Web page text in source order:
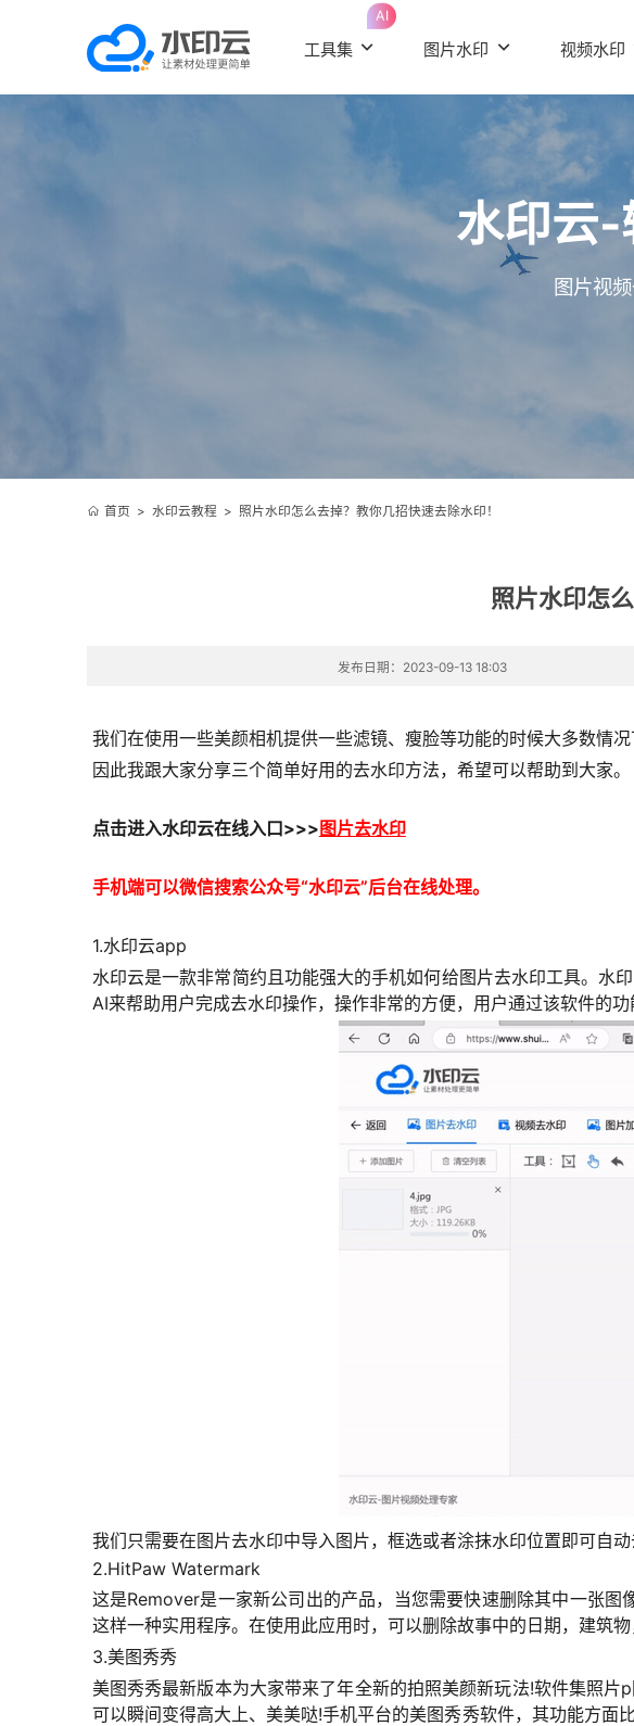
工具集
AI
图片水印 视频水印
水印云-
图片视
首页 > 水印云教程 > 照片水印怎么去掉？教你几招快速去除水印！
照片水印怎
发布日期：2023-09-13 18:03
我们在使用一些美颜相机提供一些滤镜、瘦脸等功能的时候大多数情
因此我跟大家分享三个简单好用的去水印方法，希望可以帮助到大家。
点击进入水印云在线入口>>>图片去水印
手机端可以微信搜索公众号“水印云”后台在线处理。
1.水印云app
水印云是一款非常简约且功能强大的手机如何给图片去水印工具。水
AI来帮助用户完成去水印操作，操作非常的方便，用户通过该软件的功
我们只需要在图片去水印中导入图片，框选或者涂抹水印位置即可自
2.HitPaw Watermark
这是Remover是一家新公司出的产品，当您需要快速删除其中一张
这样一种实用程序。在使用此应用时，可以删除故事中的日期，建筑
3.美图秀秀
美图秀秀最新版本为大家带来了年全新的拍照美颜新玩法!软件集照
可以瞬间变得高大上、美美哒!手机平台的美图秀秀软件，其功能方